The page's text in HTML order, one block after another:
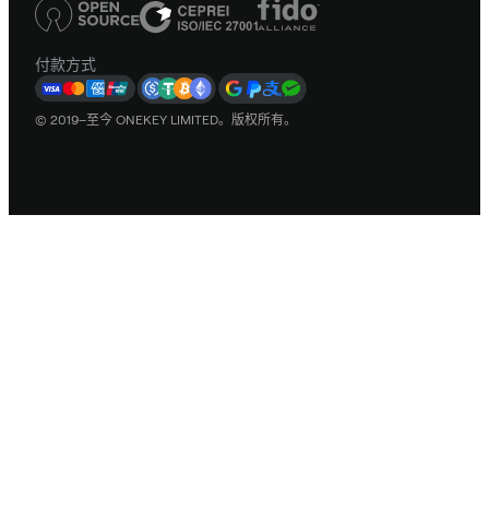
付款方式
© 2019–至今 ONEKEY LIMITED。版权所有。